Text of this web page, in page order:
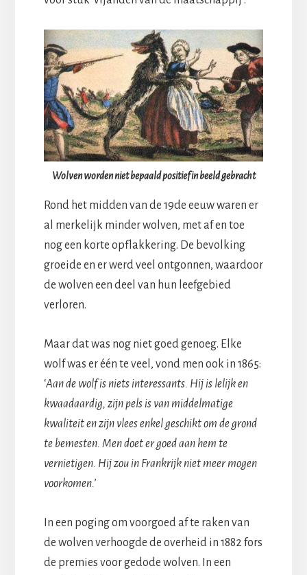
Wolven worden niet bepaald positief in beeld gebracht
Rond het midden van de 19de eeuw waren er
al merkelijk minder wolven, met af en toe
nog een korte opflakkering. De bevolking
groeide en er werd veel ontgonnen, waardoor
de wolven een deel van hun leefgebied
verloren.
Maar dat was nog niet goed genoeg. Elke
wolf was er één te veel, vond men ook in 1865:
‘Aan de wolf is niets interessants. Hij is lelijk en
kwaadaardig, zijn pels is van middelmatige
kwaliteit en zijn vlees enkel geschikt om de grond
te bemesten. Men doet er goed aan hem te
vernietigen. Hij zou in Frankrijk niet meer mogen
voorkomen.’
In een poging om voorgoed af te raken van
de wolven verhoogde de overheid in 1882 fors
de premies voor gedode wolven. In een